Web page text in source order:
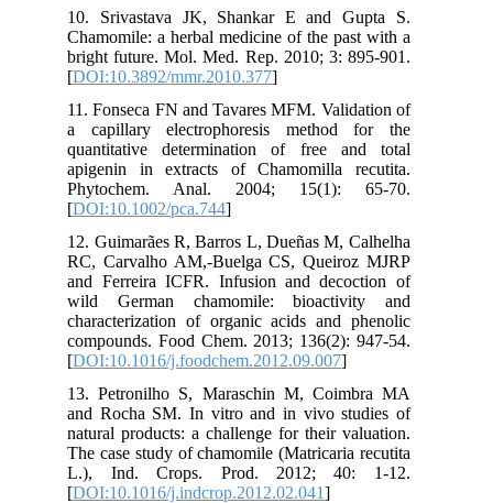
10. Srivastava JK, Shankar E and Gupta S.
Chamomile: a herbal medicine of the past with a
bright future. Mol. Med. Rep. 2010; 3: 895-901.
[DOI:10.3892/mmr.2010.377
11. Fonseca FN and Tavares MFM. Validation of
a capillary electrophoresis method for the
quantitative determination of free and total
apigenin in extracts of Chamomilla recutita.
Phytochem. Anal. 2004; 15(1): 65-70.
[DOI:10.1002/pca.744
12. Guimarães R, Barros L, Dueñas M, Calhelha
RC, Carvalho AM,-Buelga CS, Queiroz MJRP
and Ferreira ICFR. Infusion and decoction of
wild German chamomile: bioactivity and
characterization of organic acids and phenolic
compounds. Food Chem. 2013; 136(2): 947-54.
[DOI:10.1016/j.foodchem.2012.09.007
13. Petronilho S, Maraschin M, Coimbra MA
and Rocha SM. In vitro and in vivo studies of
natural products: a challenge for their valuation.
The case study of chamomile (Matricaria recutita
L.), Ind. Crops. Prod. 2012; 40: 1-12.
[DOI:10.1016/j.indcrop.2012.02.041